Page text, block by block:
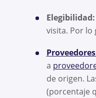
Elegibilidad:
visita. Por lo
a
de origen.
(porcentaje